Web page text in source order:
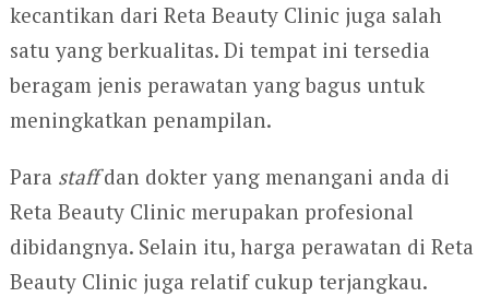
kecantikan dari Reta Beauty Clinic juga salah
satu yang berkualitas. Di tempat ini tersedia
beragam jenis perawatan yang bagus untuk
meningkatkan penampilan.
Para staffdan dokter yang menangani anda di
Reta Beauty Clinic merupakan profesional
dibidangnya. Selain itu, harga perawatan di Reta
Beauty Clinic juga relatif cukup terjangkau.